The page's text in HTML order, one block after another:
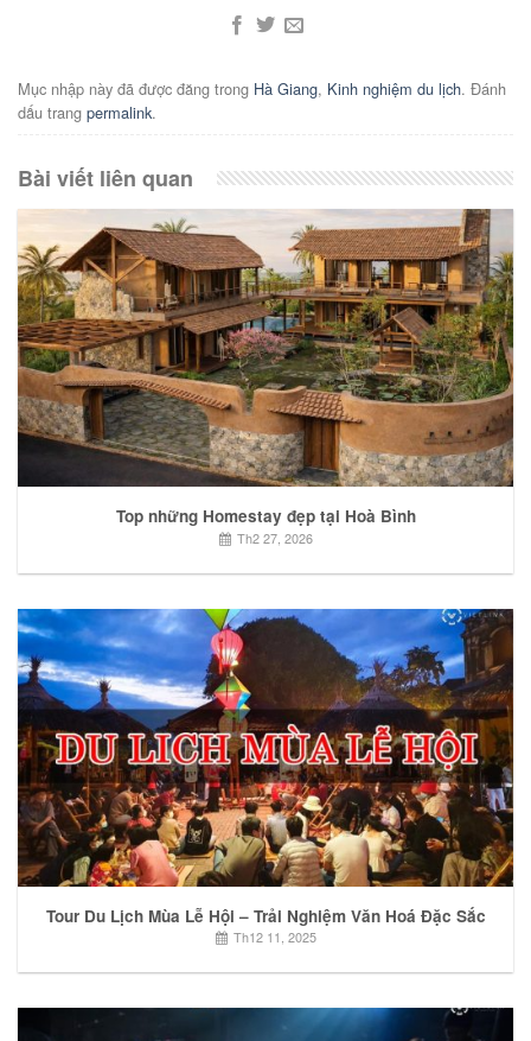
Mục nhập này đã được đăng trong Hà Giang, Kinh nghiệm du lịch. Đánh
dấu trang permalink.
Bài viết liên quan
Top những Homestay đẹp tại Hoà Bình
Th2 27, 2026
Tour Du Lịch Mùa Lễ Hội – Trải Nghiệm Văn Hoá Đặc Sắc
Th12 11, 2025